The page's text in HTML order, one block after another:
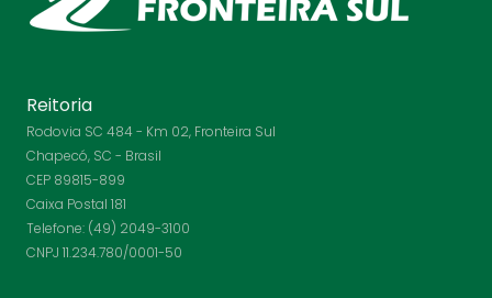
Reitoria
Rodovia SC 484 - Km 02, Fronteira Sul
Chapecó, SC - Brasil
CEP 89815-899
Caixa Postal 181
Telefone: (49) 2049-3100
CNPJ 11.234.780/0001-50